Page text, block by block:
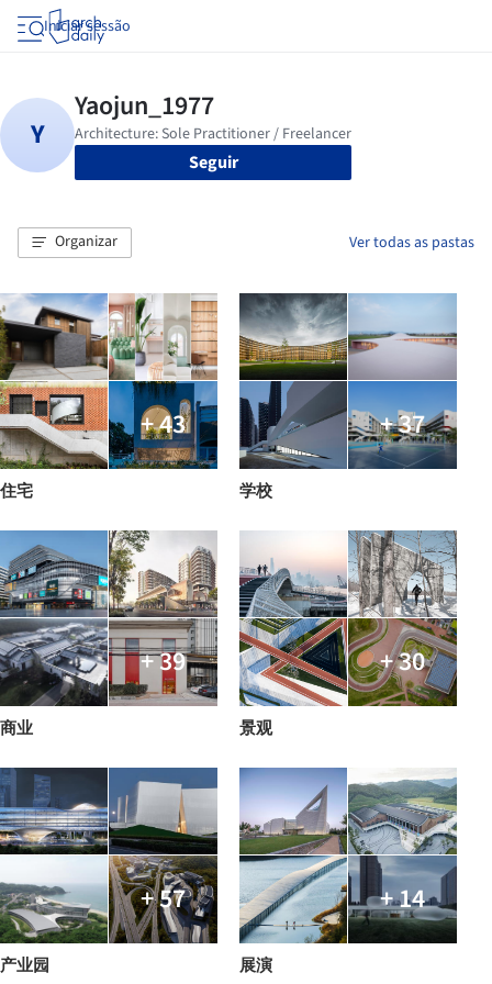
Iniciar sessão
Seguir
Organizar Ver todas as pastas
+ 43
住宅
+ 37
学校
+ 39
商业
+ 30
景观
+ 57
产业园
+ 14
展演